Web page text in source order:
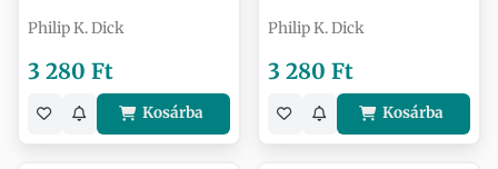
Philip K. Dick
3 280 Ft
Kosárba
Philip K. Dick
3 280 Ft
Kosárba